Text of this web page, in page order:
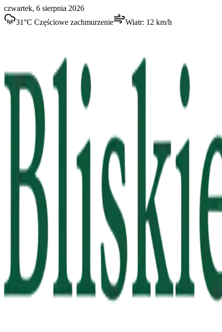
czwartek, 6 sierpnia 2026
31°C Częściowe zachmurzenie Wiatr: 12 km/h